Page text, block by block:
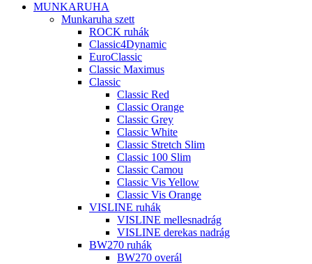
MUNKARUHA
Munkaruha szett
ROCK ruhák
Classic4Dynamic
EuroClassic
Classic Maximus
Classic
Classic Red
Classic Orange
Classic Grey
Classic White
Classic Stretch Slim
Classic 100 Slim
Classic Camou
Classic Vis Yellow
Classic Vis Orange
VISLINE ruhák
VISLINE mellesnadrág
VISLINE derekas nadrág
BW270 ruhák
BW270 overál